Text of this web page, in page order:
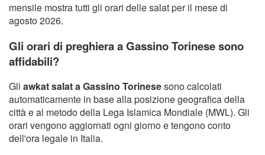
mensile mostra tutti gli orari delle salat per il mese di
agosto 2026.
Gli orari di preghiera a Gassino Torinese sono
affidabili?
Gli awkat salat a Gassino Torinesesono calcolati
automaticamente in base alla posizione geografica della
città e al metodo della Lega Islamica Mondiale (MWL). Gli
orari vengono aggiornati ogni giorno e tengono conto
dell'ora legale in Italia.